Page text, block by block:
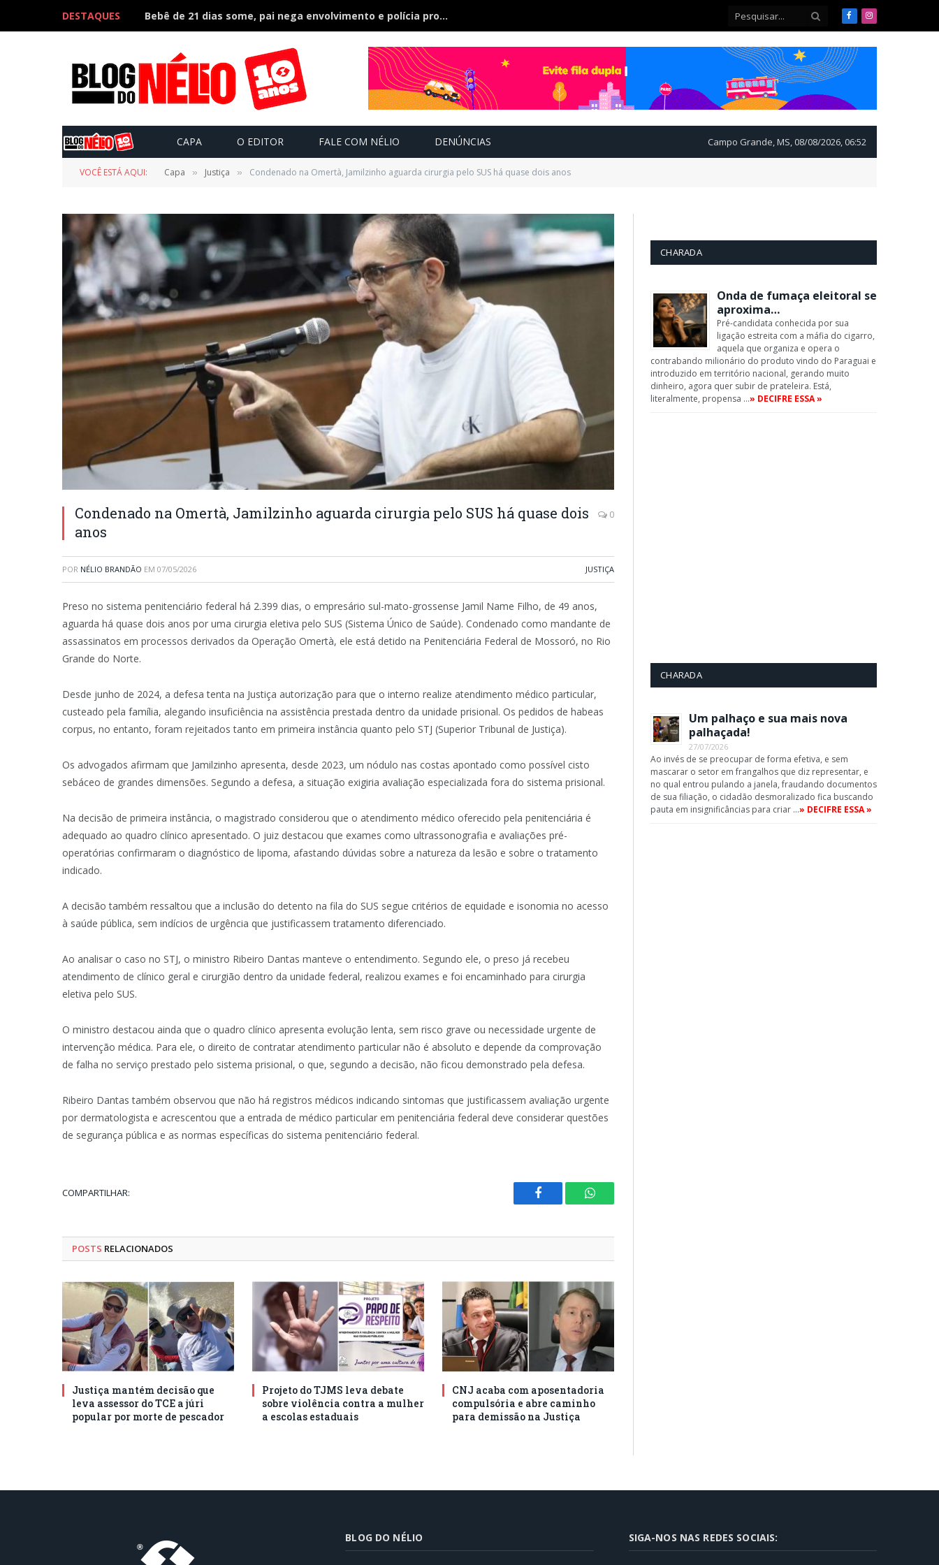
DESTAQUES Bebê de 21 dias some, pai nega envolvimento e polícia procura a criança FacebookInstagram
CAPA O EDITOR FALE COM NÉLIO DENÚNCIAS Campo Grande, MS, 08/08/2026, 06:52
VOCÊ ESTÁ AQUI: Capa » Justiça » Condenado na Omertà, Jamilzinho aguarda cirurgia pelo SUS há quase dois anos
Condenado na Omertà, Jamilzinho aguarda cirurgia pelo SUS há quase dois
anos
0
POR NÉLIO BRANDÃO EM 07/05/2026 JUSTIÇA
Preso no sistema penitenciário federal há 2.399 dias, o empresário sul-mato-grossense Jamil Name Filho, de 49 anos,
aguarda há quase dois anos por uma cirurgia eletiva pelo SUS (Sistema Único de Saúde). Condenado como mandante de
assassinatos em processos derivados da Operação Omertà, ele está detido na Penitenciária Federal de Mossoró, no Rio
Grande do Norte.
Desde junho de 2024, a defesa tenta na Justiça autorização para que o interno realize atendimento médico particular,
custeado pela família, alegando insuficiência na assistência prestada dentro da unidade prisional. Os pedidos de habeas
corpus, no entanto, foram rejeitados tanto em primeira instância quanto pelo STJ (Superior Tribunal de Justiça).
Os advogados afirmam que Jamilzinho apresenta, desde 2023, um nódulo nas costas apontado como possível cisto
sebáceo de grandes dimensões. Segundo a defesa, a situação exigiria avaliação especializada fora do sistema prisional.
Na decisão de primeira instância, o magistrado considerou que o atendimento médico oferecido pela penitenciária é
adequado ao quadro clínico apresentado. O juiz destacou que exames como ultrassonografia e avaliações pré-
operatórias confirmaram o diagnóstico de lipoma, afastando dúvidas sobre a natureza da lesão e sobre o tratamento
indicado.
A decisão também ressaltou que a inclusão do detento na fila do SUS segue critérios de equidade e isonomia no acesso
à saúde pública, sem indícios de urgência que justificassem tratamento diferenciado.
Ao analisar o caso no STJ, o ministro Ribeiro Dantas manteve o entendimento. Segundo ele, o preso já recebeu
atendimento de clínico geral e cirurgião dentro da unidade federal, realizou exames e foi encaminhado para cirurgia
eletiva pelo SUS.
O ministro destacou ainda que o quadro clínico apresenta evolução lenta, sem risco grave ou necessidade urgente de
intervenção médica. Para ele, o direito de contratar atendimento particular não é absoluto e depende da comprovação
de falha no serviço prestado pelo sistema prisional, o que, segundo a decisão, não ficou demonstrado pela defesa.
Ribeiro Dantas também observou que não há registros médicos indicando sintomas que justificassem avaliação urgente
por dermatologista e acrescentou que a entrada de médico particular em penitenciária federal deve considerar questões
de segurança pública e as normas específicas do sistema penitenciário federal.
COMPARTILHAR:
Facebook WhatsApp
POSTS RELACIONADOS
Justiça mantém decisão que
leva assessor do TCE a júri
popular por morte de pescador
Projeto do TJMS leva debate
sobre violência contra a mulher
a escolas estaduais
CNJ acaba com aposentadoria
compulsória e abre caminho
para demissão na Justiça
CHARADA
Onda de fumaça eleitoral se
aproxima…
Pré-candidata conhecida por sua
ligação estreita com a máfia do cigarro,
aquela que organiza e opera o
contrabando milionário do produto vindo do Paraguai e
introduzido em território nacional, gerando muito
dinheiro, agora quer subir de prateleira. Está,
literalmente, propensa …» DECIFRE ESSA »
CHARADA
Um palhaço e sua mais nova
palhaçada!
27/07/2026
Ao invés de se preocupar de forma efetiva, e sem
mascarar o setor em frangalhos que diz representar, e
no qual entrou pulando a janela, fraudando documentos
de sua filiação, o cidadão desmoralizado fica buscando
pauta em insignificâncias para criar …» DECIFRE ESSA »
BLOG DO NÉLIO SIGA-NOS NAS REDES SOCIAIS: